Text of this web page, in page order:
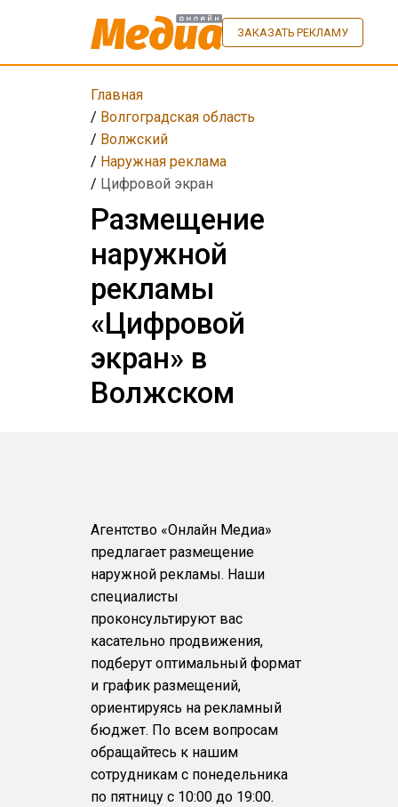
ЗАКАЗАТЬ РЕКЛАМУ
Главная
/ Волгоградская область
/ Волжский
/ Наружная реклама
/ Цифровой экран
Размещение
наружной
рекламы
«Цифровой
экран» в
Волжском
Агентство «Онлайн Медиа»
предлагает размещение
наружной рекламы. Наши
специалисты
проконсультируют вас
касательно продвижения,
подберут оптимальный формат
и график размещений,
ориентируясь на рекламный
бюджет. По всем вопросам
обращайтесь к нашим
сотрудникам с понедельника
по пятницу с 10:00 до 19:00.